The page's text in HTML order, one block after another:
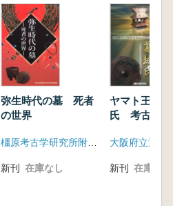
弥生時代の墓 死者
の世界
橿原考古学研究所附属博物館
新刊 在庫なし
ヤマト王権
氏 考古学か
新刊 在庫なし